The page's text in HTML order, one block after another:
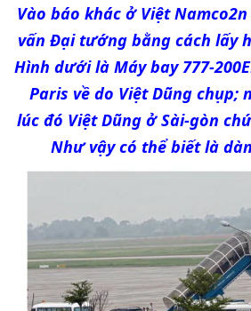
Vào báo khác ở Việt
vấn Đại tướng bằng cách lấy
Hình dưới là Máy bay 777-
Paris về do Việt Dũng chụp;
lúc đó Việt Dũng ở Sài-gòn
Như vậy có thể biết là